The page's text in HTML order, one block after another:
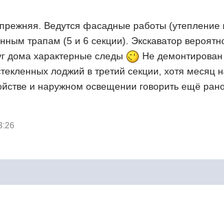
Ведутся фасадные работы
трапам (5 и 6 секции). Экскаватор
дома характерные следы
Не демонтирован
лоджий в третий секции, хотя месяц
и наружном освещении говорить ещё